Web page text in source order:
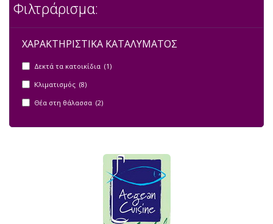
Φιλτράρισμα:
ΧΑΡΑΚΤΗΡΙΣΤΙΚΑ ΚΑΤΑΛΥΜΑΤΟΣ
Δεκτά τα κατοικίδια (1)
Κλιματισμός (8)
Θέα στη θάλασσα (2)